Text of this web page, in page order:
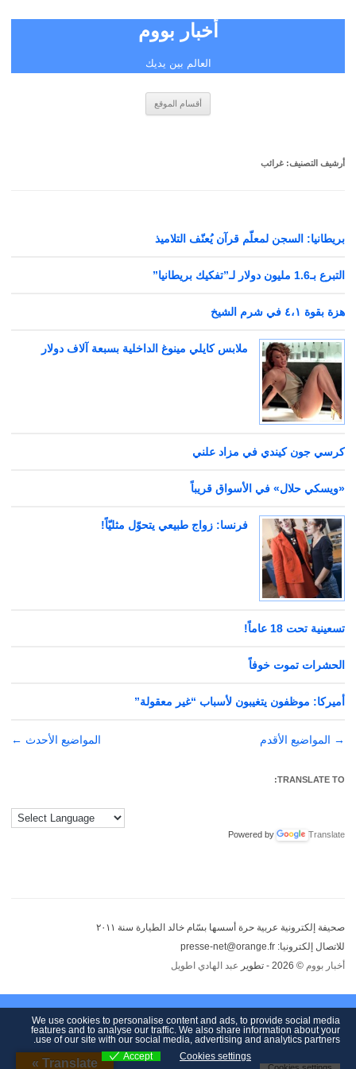
أخبار بووم
العالم بين يديك
أقسام الموقع
أرشيف التصنيف: غرائب
بريطانيا: السجن لمعلّم قرآن يُعنّف التلاميذ
التبرع بـ1.6 مليون دولار لـ”تفكيك بريطانيا”
هزة بقوة ٤،١ في شرم الشيخ
ملابس كايلي مينوغ الداخلية بسبعة آلاف دولار
كرسي جون كيندي في مزاد علني
«ويسكي حلال» في الأسواق قريباً
فرنسا: زواج طبيعي يتحوّل مثليّاً!
تسعينية تحت 18 عاماً!
الحشرات تموت خوفاً
أميركا: موظفون يتغيبون لأسباب “غير معقولة”
تصفّح
→ المواضيع الأقدم المواضيع الأحدث ←
TRANSLATE TO:
Powered by Translate
صحيفة إلكترونية عربية حرة أسسها بسّام خالد الطيارة سنة ٢٠١١
للاتصال إلكترونيا: presse-net@orange.fr
أخبار بووم © 2026 - تطوير عبد الهادي اطويل
Translate »
We use cookies to personalise content and ads, to provide social media
features and to analyse our traffic. We also share information about your
use of our site with our social media, advertising and analytics partners.
Cookies settings
Accept